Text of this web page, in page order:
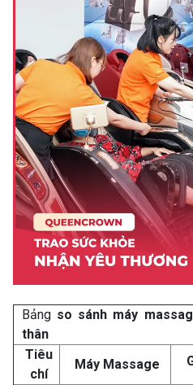
Bảng so sánh máy
thân
Tiêu
chí
Máy Massage